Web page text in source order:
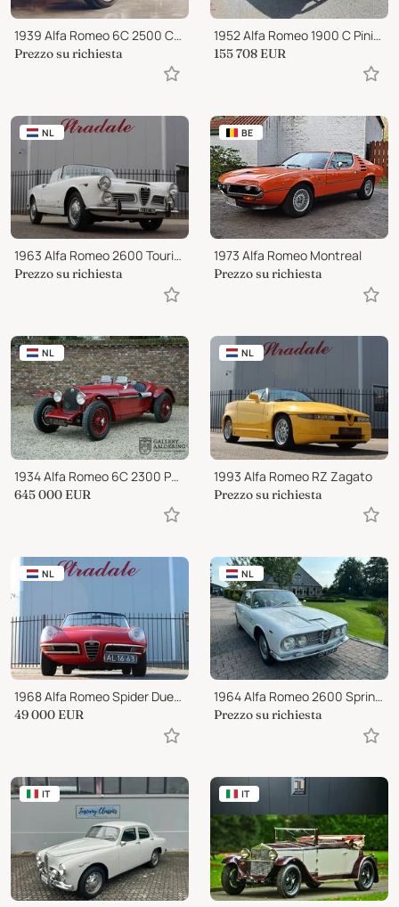
1939 Alfa Romeo 6C 2500 Corsa Spyder Superleggera - Miglia EXCEPTED
Prezzo su richiesta
1952 Alfa Romeo 1900 C Pinin Farina Matching Numbers
155 708 EUR
NL
1963 Alfa Romeo 2600 Touring Spider
Prezzo su richiesta
BE
1973 Alfa Romeo Montreal
Prezzo su richiesta
NL
1934 Alfa Romeo 6C 2300 Pescara
645 000 EUR
NL
1993 Alfa Romeo RZ Zagato
Prezzo su richiesta
NL
1968 Alfa Romeo Spider Duetto Spider 1750
49 000 EUR
NL
1964 Alfa Romeo 2600 Sprint Bertone
Prezzo su richiesta
IT IT